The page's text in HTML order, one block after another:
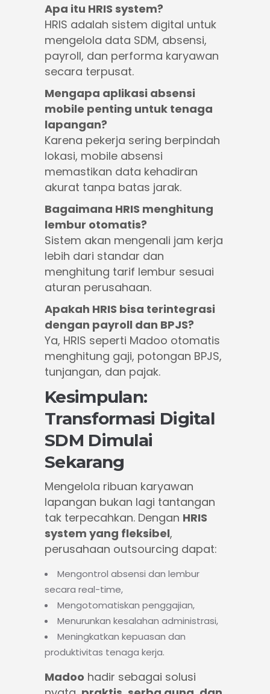
Apa itu HRIS system?
HRIS adalah sistem digital untuk
mengelola data SDM, absensi,
payroll, dan performa karyawan
secara terpusat.
Mengapa aplikasi absensi
mobile penting untuk tenaga
lapangan?
Karena pekerja sering berpindah
lokasi, mobile absensi
memastikan data kehadiran
akurat tanpa batas jarak.
Bagaimana HRIS menghitung
lembur otomatis?
Sistem akan mengenali jam kerja
lebih dari standar dan
menghitung tarif lembur sesuai
aturan perusahaan.
Apakah HRIS bisa terintegrasi
dengan payroll dan BPJS?
Ya, HRIS seperti Madoo otomatis
menghitung gaji, potongan BPJS,
tunjangan, dan pajak.
Kesimpulan:
Transformasi Digital
SDM Dimulai
Sekarang
Mengelola ribuan karyawan
lapangan bukan lagi tantangan
tak terpecahkan. Dengan HRIS
system yang fleksibel,
perusahaan outsourcing dapat:
Mengontrol absensi dan lembur
secara real-time,
Mengotomatiskan penggajian,
Menurunkan kesalahan administrasi,
Meningkatkan kepuasan dan
produktivitas tenaga kerja.
Madoo hadir sebagai solusi